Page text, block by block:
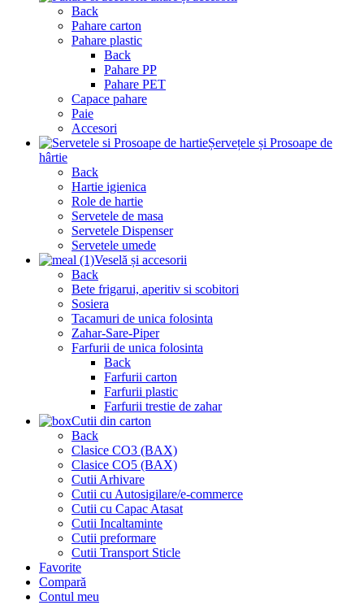
Back
Pahare carton
Pahare plastic
Back
Pahare PP
Pahare PET
Capace pahare
Paie
Accesori
Șervețele și Prosoape de
hârtie
Back
Hartie igienica
Role de hartie
Servetele de masa
Servetele Dispenser
Servetele umede
Veselă și accesorii
Back
Bete frigarui, aperitiv si scobitori
Sosiera
Tacamuri de unica folosinta
Zahar-Sare-Piper
Farfurii de unica folosinta
Back
Farfurii carton
Farfurii plastic
Farfurii trestie de zahar
Cutii din carton
Back
Clasice CO3 (BAX)
Clasice CO5 (BAX)
Cutii Arhivare
Cutii cu Autosigilare/e-commerce
Cutii cu Capac Atasat
Cutii Incaltaminte
Cutii preformare
Cutii Transport Sticle
Favorite
Compară
Contul meu